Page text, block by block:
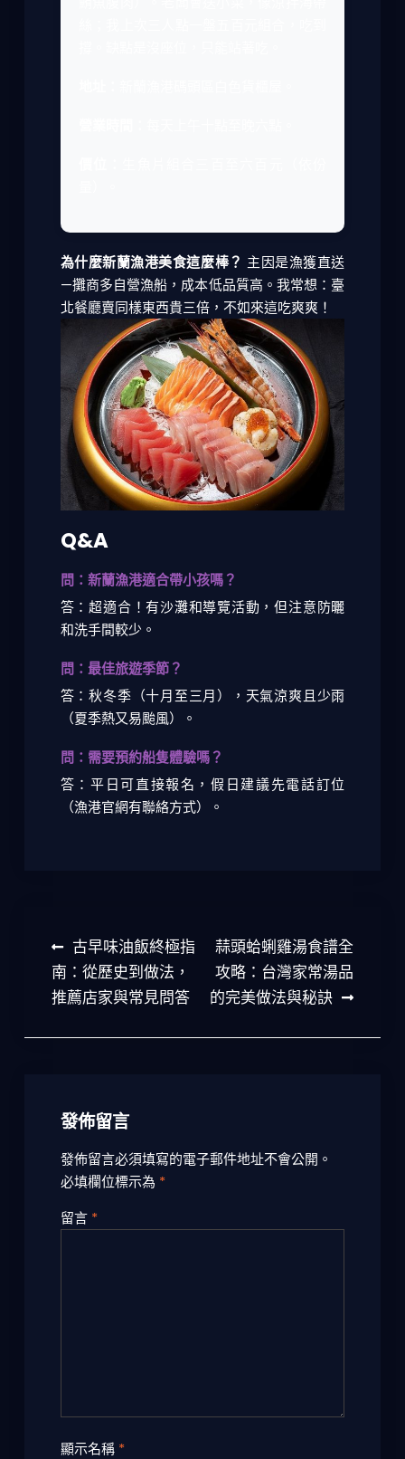
為什麼新蘭漁港美食這麼棒？ 主因是漁獲直送
—攤商多自營漁船，成本低品質高。我常想：臺
北餐廳賣同樣東西貴三倍，不如來這吃爽爽！
Q&A
問：新蘭漁港適合帶小孩嗎？
答：超適合！有沙灘和導覽活動，但注意防曬
和洗手間較少。
問：最佳旅遊季節？
答：秋冬季（十月至三月），天氣涼爽且少雨
（夏季熱又易颱風）。
問：需要預約船隻體驗嗎？
答：平日可直接報名，假日建議先電話訂位
（漁港官網有聯絡方式）。
文
章
導
覽
古早味油飯終極指
南：從歷史到做法，
推薦店家與常見問答
蒜頭蛤蜊雞湯食譜全
攻略：台灣家常湯品
的完美做法與秘訣
發佈留言
發佈留言必須填寫的電子郵件地址不會公開。
必填欄位標示為 *
留言 *
顯示名稱 *